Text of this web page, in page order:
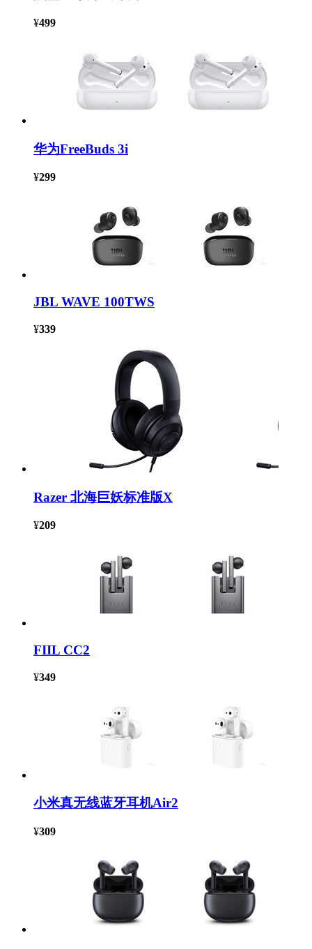
¥499
华为FreeBuds 3i
¥299
JBL WAVE 100TWS
¥339
Razer 北海巨妖标准版X
¥209
FIIL CC2
¥349
小米真无线蓝牙耳机Air2
¥309